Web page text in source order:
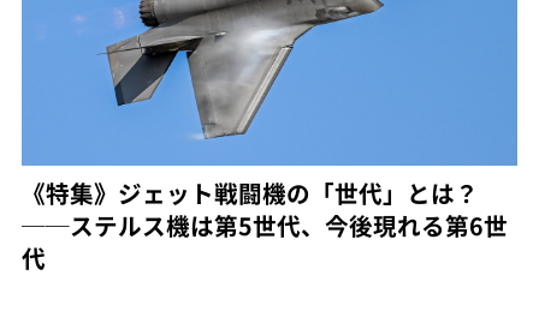
《特集》ジェット戦闘機の「世代」とは？
──ステルス機は第5世代、今後現れる第6世
代